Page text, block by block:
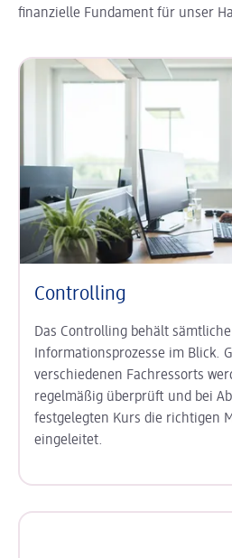
finanzielle Fundament für unser
Controlling
Das Controlling behält
Informationsprozesse im Blick.
verschiedenen Fachressorts
regelmäßig überprüft und bei
festgelegten Kurs die richtigen
eingeleitet.